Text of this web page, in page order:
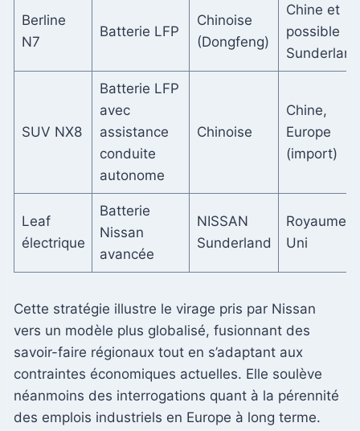
Berline
N7
Batterie LFP
Chinoise
(Dongfeng)
Chine et
possible
Sunderland
SUV NX8
Batterie LFP
avec
assistance
conduite
autonome
Chinoise
Chine,
Europe
(import)
Leaf
électrique
Batterie
Nissan
avancée
NISSAN
Sunderland
Royaume-
Uni
Cette stratégie illustre le virage pris par Nissan
vers un modèle plus globalisé, fusionnant des
savoir-faire régionaux tout en s’adaptant aux
contraintes économiques actuelles. Elle soulève
néanmoins des interrogations quant à la pérennité
des emplois industriels en Europe à long terme.